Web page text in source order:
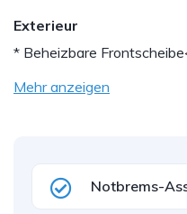
Exterieur
* Beheizbare Frontscheibe
Mehr anzeigen
Notbrems-